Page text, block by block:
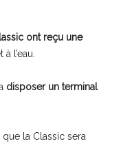
ont reçu une
l’eau.
disposer un terminal
la Classic sera